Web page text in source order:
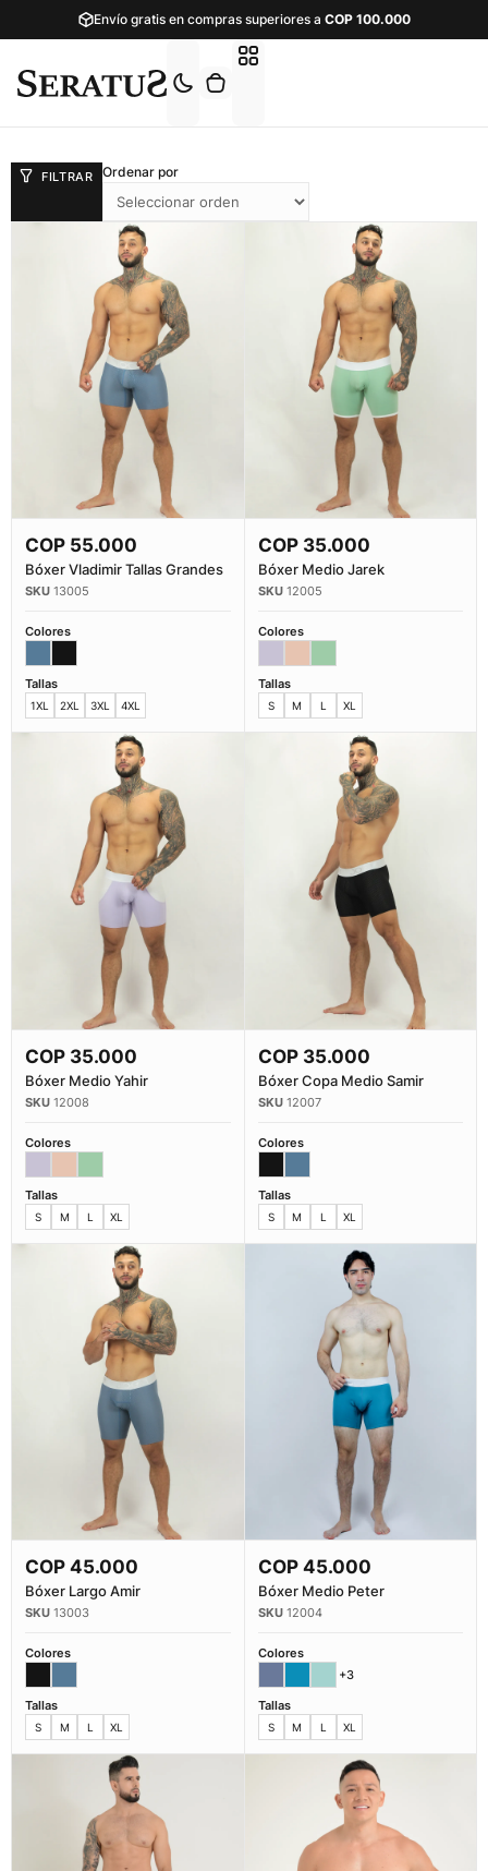
Envío gratis en compras superiores a COP100.000
FILTRAR Ordenar por
Comprar Ahora
COP 55.000
Bóxer Vladimir Tallas Grandes
13005
Colores
Tallas
1XL 2XL 3XL 4XL
Comprar Ahora
COP35.000
Bóxer Medio Jarek
12005
Colores
Tallas
S M L XL
Comprar Ahora
COP 35.000
Bóxer Medio Yahir
12008
Colores
Tallas
S M L XL
Comprar Ahora
COP35.000
Bóxer Copa Medio Samir
12007
Colores
Tallas
S M L XL
Comprar Ahora
COP 45.000
Bóxer Largo Amir
13003
Colores
Tallas
S M L XL
Comprar Ahora
COP45.000
Bóxer Medio Peter
12004
Colores
+3
Tallas
S M L XL